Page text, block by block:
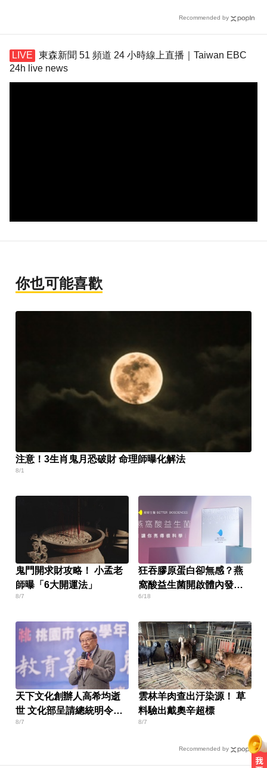
Recommended by
東森新聞 51 頻道 24 小時線上直播｜Taiwan EBC
24h live news
你也可能喜歡
注意！3生肖鬼月恐破財 命理師曝化解法
8/1
鬼門開求財攻略！ 小孟老
師曝「6大開運法」
8/7
狂吞膠原蛋白卻無感？燕
窩酸益生菌開啟體內發光
燈泡
6/18
天下文化創辦人高希均逝
世 文化部呈請總統明令褒
揚
8/7
雲林羊肉查出汙染源！ 草
料驗出戴奧辛超標
8/7
Recommended by